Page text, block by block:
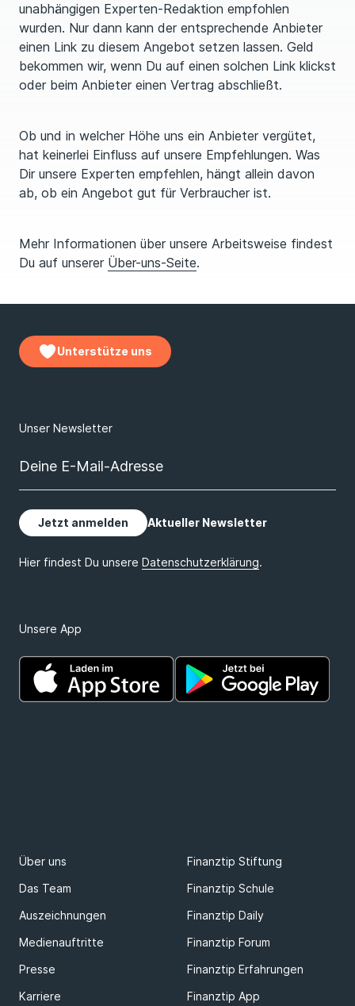
unabhängigen Experten-Redaktion emp­foh­len
wurden. Nur dann kann der entsprechende Anbieter
einen Link zu diesem Angebot setzen lassen. Geld
bekommen wir, wenn Du auf einen solchen Link klickst
oder beim Anbieter einen Vertrag abschließt.
Ob und in welcher Höhe uns ein Anbieter vergütet,
hat keinerlei Einfluss auf unsere Emp­feh­lungen. Was
Dir unsere Experten empfehlen, hängt allein davon
ab, ob ein Angebot gut für Verbraucher ist.
Mehr Informationen über unsere Arbeitsweise findest
Du auf unserer Über-uns-Seite.
Unterstütze uns
Unsere App
Über uns
Finanztip Stiftung
Das Team
Finanztip Schule
Auszeichnungen
Finanztip Daily
Medienauftritte
Finanztip Forum
Presse
Finanztip Erfahrungen
Karriere
Finanztip App